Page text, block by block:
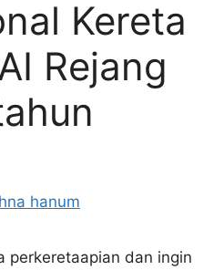
Kereta
Rejang
hanum
perkeretaapian dan ingin